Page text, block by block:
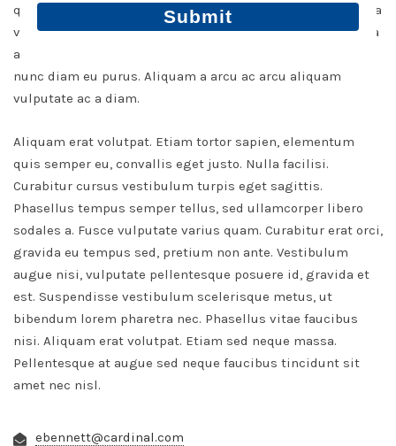
quam sem, ac faucibus velit. Curabitur dolor dolor, fringilla
vel fringilla tempor, ultricies sed tellus. Cras aliquet, nulla
a feugiat adipiscing, mi enim ornare nisl, eu pellentesque
nunc diam eu purus. Aliquam a arcu ac arcu aliquam
vulputate ac a diam.
Aliquam erat volutpat. Etiam tortor sapien, elementum
quis semper eu, convallis eget justo. Nulla facilisi.
Curabitur cursus vestibulum turpis eget sagittis.
Phasellus tempus semper tellus, sed ullamcorper libero
sodales a. Fusce vulputate varius quam. Curabitur erat orci,
gravida eu tempus sed, pretium non ante. Vestibulum
augue nisi, vulputate pellentesque posuere id, gravida et
est. Suspendisse vestibulum scelerisque metus, ut
bibendum lorem pharetra nec. Phasellus vitae faucibus
nisi. Aliquam erat volutpat. Etiam sed neque massa.
Pellentesque at augue sed neque faucibus tincidunt sit
amet nec nisl.
ebennett@cardinal.com
number
Submit